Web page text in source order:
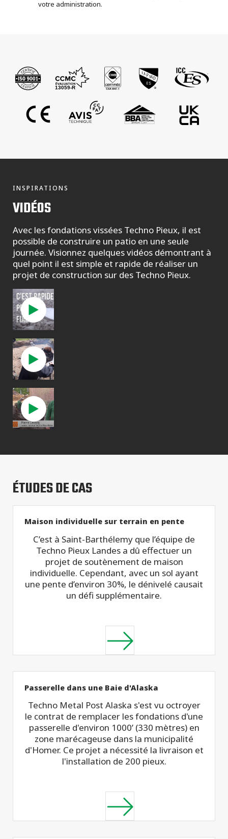
votre administration.
INSPIRATIONS
VIDÉOS
Avec les fondations vissées Techno Pieux, il est
possible de construire un patio en une seule
journée. Visionnez quelques vidéos démontrant à
quel point il est simple et rapide de réaliser un
projet de construction sur des Techno Pieux.
ÉTUDES DE CAS
Maison individuelle sur terrain en pente
C’est à Saint-Barthélemy que l’équipe de
Techno Pieux Landes a dû effectuer un
projet de soutènement de maison
individuelle. Cependant, avec un sol ayant
une pente d’environ 30%, le dénivelé causait
un défi supplémentaire.
Passerelle dans une Baie d'Alaska
Techno Metal Post Alaska s'est vu octroyer
le contrat de remplacer les fondations d'une
passerelle d'environ 1000’ (330 mètres) en
zone marécageuse dans la municipalité
d'Homer. Ce projet a nécessité la livraison et
l'installation de 200 pieux.